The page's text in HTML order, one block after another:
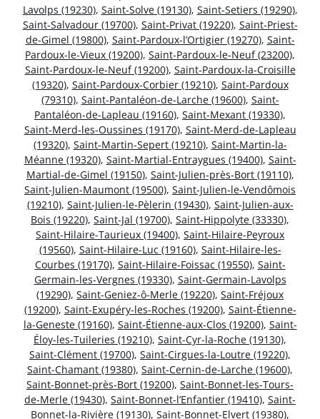
Lavolps (19230), Saint-Solve (19130), Saint-Setiers (19290),
Saint-Salvadour (19700), Saint-Privat (19220), Saint-Priest-
de-Gimel (19800), Saint-Pardoux-l’Ortigier (19270), Saint-
Pardoux-le-Vieux (19200), Saint-Pardoux-le-Neuf (23200),
Saint-Pardoux-le-Neuf (19200), Saint-Pardoux-la-Croisille
(19320), Saint-Pardoux-Corbier (19210), Saint-Pardoux
(79310), Saint-Pantaléon-de-Larche (19600), Saint-
Pantaléon-de-Lapleau (19160), Saint-Mexant (19330),
Saint-Merd-les-Oussines (19170), Saint-Merd-de-Lapleau
(19320), Saint-Martin-Sepert (19210), Saint-Martin-la-
Méanne (19320), Saint-Martial-Entraygues (19400), Saint-
Martial-de-Gimel (19150), Saint-Julien-près-Bort (19110),
Saint-Julien-Maumont (19500), Saint-Julien-le-Vendômois
(19210), Saint-Julien-le-Pèlerin (19430), Saint-Julien-aux-
Bois (19220), Saint-Jal (19700), Saint-Hippolyte (33330),
Saint-Hilaire-Taurieux (19400), Saint-Hilaire-Peyroux
(19560), Saint-Hilaire-Luc (19160), Saint-Hilaire-les-
Courbes (19170), Saint-Hilaire-Foissac (19550), Saint-
Germain-les-Vergnes (19330), Saint-Germain-Lavolps
(19290), Saint-Geniez-ô-Merle (19220), Saint-Fréjoux
(19200), Saint-Exupéry-les-Roches (19200), Saint-Étienne-
la-Geneste (19160), Saint-Étienne-aux-Clos (19200), Saint-
Éloy-les-Tuileries (19210), Saint-Cyr-la-Roche (19130),
Saint-Clément (19700), Saint-Cirgues-la-Loutre (19220),
Saint-Chamant (19380), Saint-Cernin-de-Larche (19600),
Saint-Bonnet-près-Bort (19200), Saint-Bonnet-les-Tours-
de-Merle (19430), Saint-Bonnet-l’Enfantier (19410), Saint-
Bonnet-la-Rivière (19130), Saint-Bonnet-Elvert (19380),